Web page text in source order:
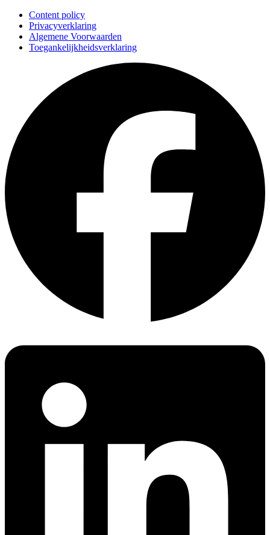
Content policy
Privacyverklaring
Algemene Voorwaarden
Toegankelijkheidsverklaring